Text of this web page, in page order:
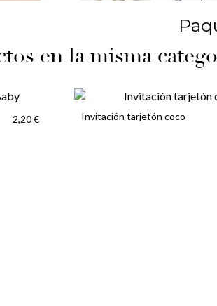
en la misma
2,20 € Invitación tarjetón coco